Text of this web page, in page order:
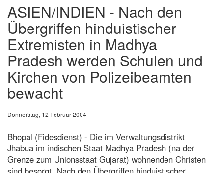
ASIEN/INDIEN - Nach den
Übergriffen hinduistischer
Extremisten in Madhya
Pradesh werden Schulen und
Kirchen von Polizeibeamten
bewacht
Donnerstag, 12 Februar 2004
Bhopal (Fidesdienst) - Die im Verwaltungsdistrikt
Jhabua im indischen Staat Madhya Pradesh (na der
Grenze zum Unionsstaat Gujarat) wohnenden Christen
sind besorgt. Nach den Übergriffen hinduistischer